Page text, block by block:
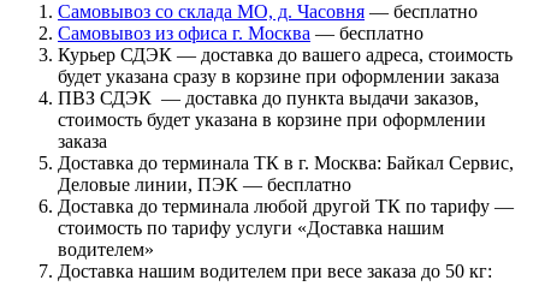
Самовывоз со склада МО, д. Часовня — бесплатно
Самовывоз из офиса г. Москва — бесплатно
Курьер СДЭК — доставка до вашего адреса, стоимость
будет указана сразу в корзине при оформлении заказа
ПВЗ СДЭК — доставка до пункта выдачи заказов,
стоимость будет указана в корзине при оформлении
заказа
Доставка до терминала ТК в г. Москва: Байкал Сервис,
Деловые линии, ПЭК — бесплатно
Доставка до терминала любой другой ТК по тарифу —
стоимость по тарифу услуги «Доставка нашим
водителем»
Доставка нашим водителем при весе заказа до 50 кг: